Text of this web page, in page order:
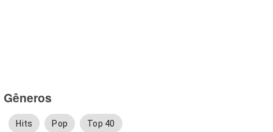
Gêneros
Hits Pop Top 40